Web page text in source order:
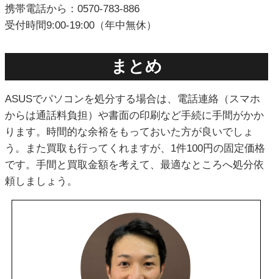
携帯電話から：0570-783-886
受付時間9:00-19:00（年中無休）
まとめ
ASUSでパソコンを処分する場合は、電話連絡（スマホ
からは通話料負担）や書面の印刷など手続に手間がかか
ります。時間的な余裕をもっておいた方が良いでしょ
う。また買取も行ってくれますが、1件100円の固定価格
です。手間と買取金額を考えて、最適なところへ処分依
頼しましょう。